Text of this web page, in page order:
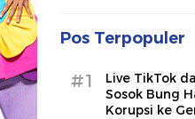
Pos Terpopuler
#1
Live TikTok
Sosok Bung
Korupsi ke